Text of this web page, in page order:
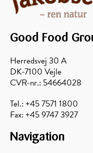
HONNING
flydende
Raps
Good Food
Herredsvej 30 A
DK-7100 Vejle
CVR-nr.: 54664028
Tel.: +45 7571 1800
Fax: +45 9747 3927
Navigation